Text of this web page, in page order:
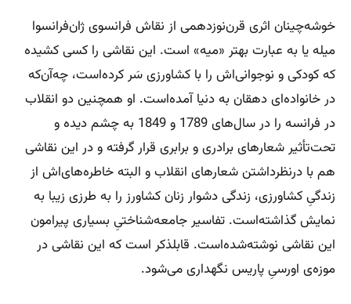
خوشه‌چینان اثری قرن‌نوزدهمی از نقاش فرانسوی ژان‌فرانسوا
میله یا به عبارت بهتر «میه» است. این نقاشی را کسی کشیده
که کودکی و نوجوانی‌اش را با کشاورزی سَر کرده‌است، چه‌آن‌که
در خانواده‌ای دهقان به دنیا آمده‌است. او همچنین دو انقلاب
در فرانسه را در سال‌های 1789 و 1849 به چشم دیده و
تحت‌تأثیر شعارهای برادری و برابری قرار گرفته و در این نقاشی
هم با درنظرداشتن شعارهای انقلاب و البته خاطره‌های‌اش از
زندگیِ کشاورزی، زندگی دشوار زنان کشاورز را به طرزی زیبا به
نمایش گذاشته‌است. تفاسیر جامعه‌شناختیِ بسیاری پیرامون
این نقاشی نوشته‌شده‌است. قابل‎ذکر است که این نقاشی در
موزه‌ی اورسیِ پاریس نگهداری می‌شود.